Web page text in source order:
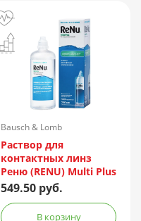
Bausch & Lomb
Incorporated/Италия
Раствор для
контактных линз
Реню (RENU) Multi Plus
240мл + контейнер
549.50 руб.
В корзину